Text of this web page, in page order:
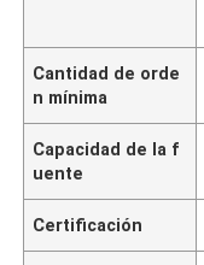
Cantidad de orde
n mínima
Capacidad de la f
uente
Certificación